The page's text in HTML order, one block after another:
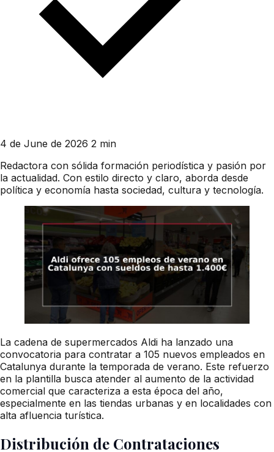
4 de June de 2026 2 min
Redactora con sólida formación periodística y pasión por
la actualidad. Con estilo directo y claro, aborda desde
política y economía hasta sociedad, cultura y tecnología.
La cadena de supermercados Aldi ha lanzado una
convocatoria para contratar a 105 nuevos empleados en
Catalunya durante la temporada de verano. Este refuerzo
en la plantilla busca atender al aumento de la actividad
comercial que caracteriza a esta época del año,
especialmente en las tiendas urbanas y en localidades con
alta afluencia turística.
Distribución de Contrataciones